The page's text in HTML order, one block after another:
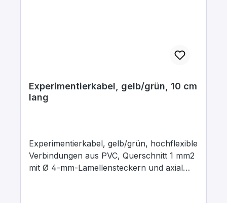
Experimentierkabel, gelb/grün, 10 cm
lang
Experimentierkabel, gelb/grün, hochflexible
Verbindungen aus PVC, Querschnitt 1 mm2
mit Ø 4-mm-Lamellensteckern und axial